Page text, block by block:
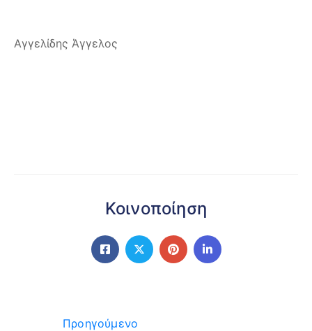
Αγγελίδης Άγγελος
Κοινοποίηση
Προηγούμενο